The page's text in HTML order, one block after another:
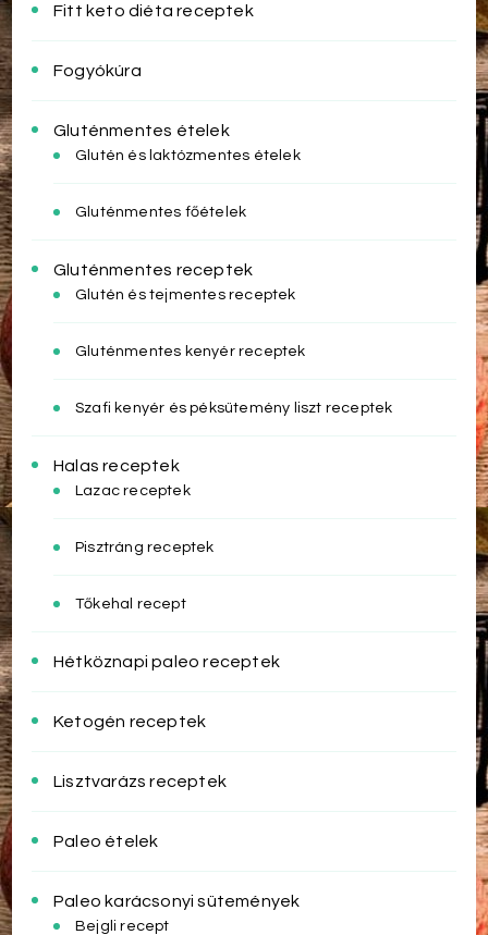
Fitt keto diéta receptek
Fogyókúra
Gluténmentes ételek
Glutén és laktózmentes ételek
Gluténmentes főételek
Gluténmentes receptek
Glutén és tejmentes receptek
Gluténmentes kenyér receptek
Szafi kenyér és péksütemény liszt receptek
Halas receptek
Lazac receptek
Pisztráng receptek
Tőkehal recept
Hétköznapi paleo receptek
Ketogén receptek
Lisztvarázs receptek
Paleo ételek
Paleo karácsonyi sütemények
Bejgli recept